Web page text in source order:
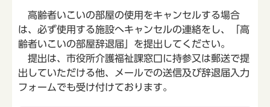
高齢者いこいの部屋の使用をキャンセルする場合
は、必ず使用する施設へキャンセルの連絡をし、「高
齢者いこいの部屋辞退届」を提出してください。
提出は、市役所介護福祉課窓口に持参又は郵送で提
出していただける他、メールでの送信及び辞退届入力
フォームでも受け付けております。